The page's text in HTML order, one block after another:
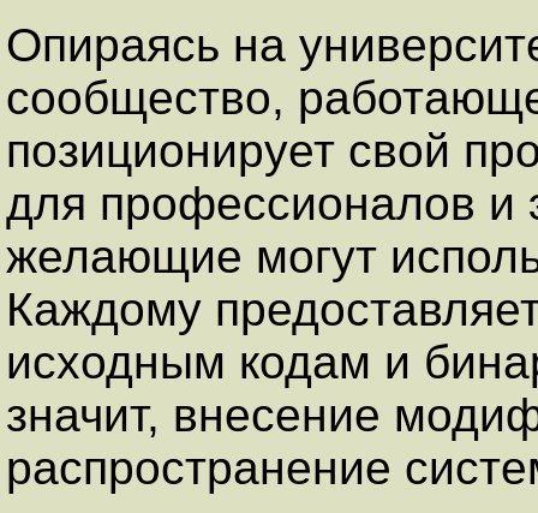
Опираясь на
сообщество,
позиционирует свой
для профессионалов и
желающие могут
Каждому
исходным кодам и
значит, внесение
распространение